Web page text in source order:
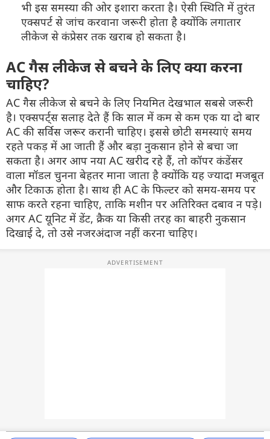
भी इस समस्या की ओर इशारा करता है। ऐसी स्थिति में तुरंत
एक्सपर्ट से जांच करवाना जरूरी होता है क्योंकि लगातार
लीकेज से कंप्रेसर तक खराब हो सकता है।
AC गैस लीकेज से बचने के लिए क्या करना
चाहिए?
AC गैस लीकेज से बचने के लिए नियमित देखभाल सबसे जरूरी
है। एक्सपर्ट्स सलाह देते हैं कि साल में कम से कम एक या दो बार
AC की सर्विस जरूर करानी चाहिए। इससे छोटी समस्याएं समय
रहते पकड़ में आ जाती हैं और बड़ा नुकसान होने से बचा जा
सकता है। अगर आप नया AC खरीद रहे हैं, तो कॉपर कंडेंसर
वाला मॉडल चुनना बेहतर माना जाता है क्योंकि यह ज्यादा मजबूत
और टिकाऊ होता है। साथ ही AC के फिल्टर को समय-समय पर
साफ करते रहना चाहिए, ताकि मशीन पर अतिरिक्त दबाव न पड़े।
अगर AC यूनिट में डेंट, क्रैक या किसी तरह का बाहरी नुकसान
दिखाई दे, तो उसे नजरअंदाज नहीं करना चाहिए।